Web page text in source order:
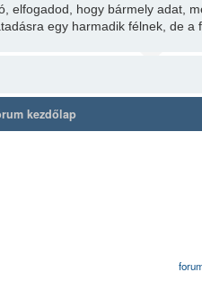
elfogadod, hogy bármely adat,
egy harmadik félnek, de a
kezdőlap